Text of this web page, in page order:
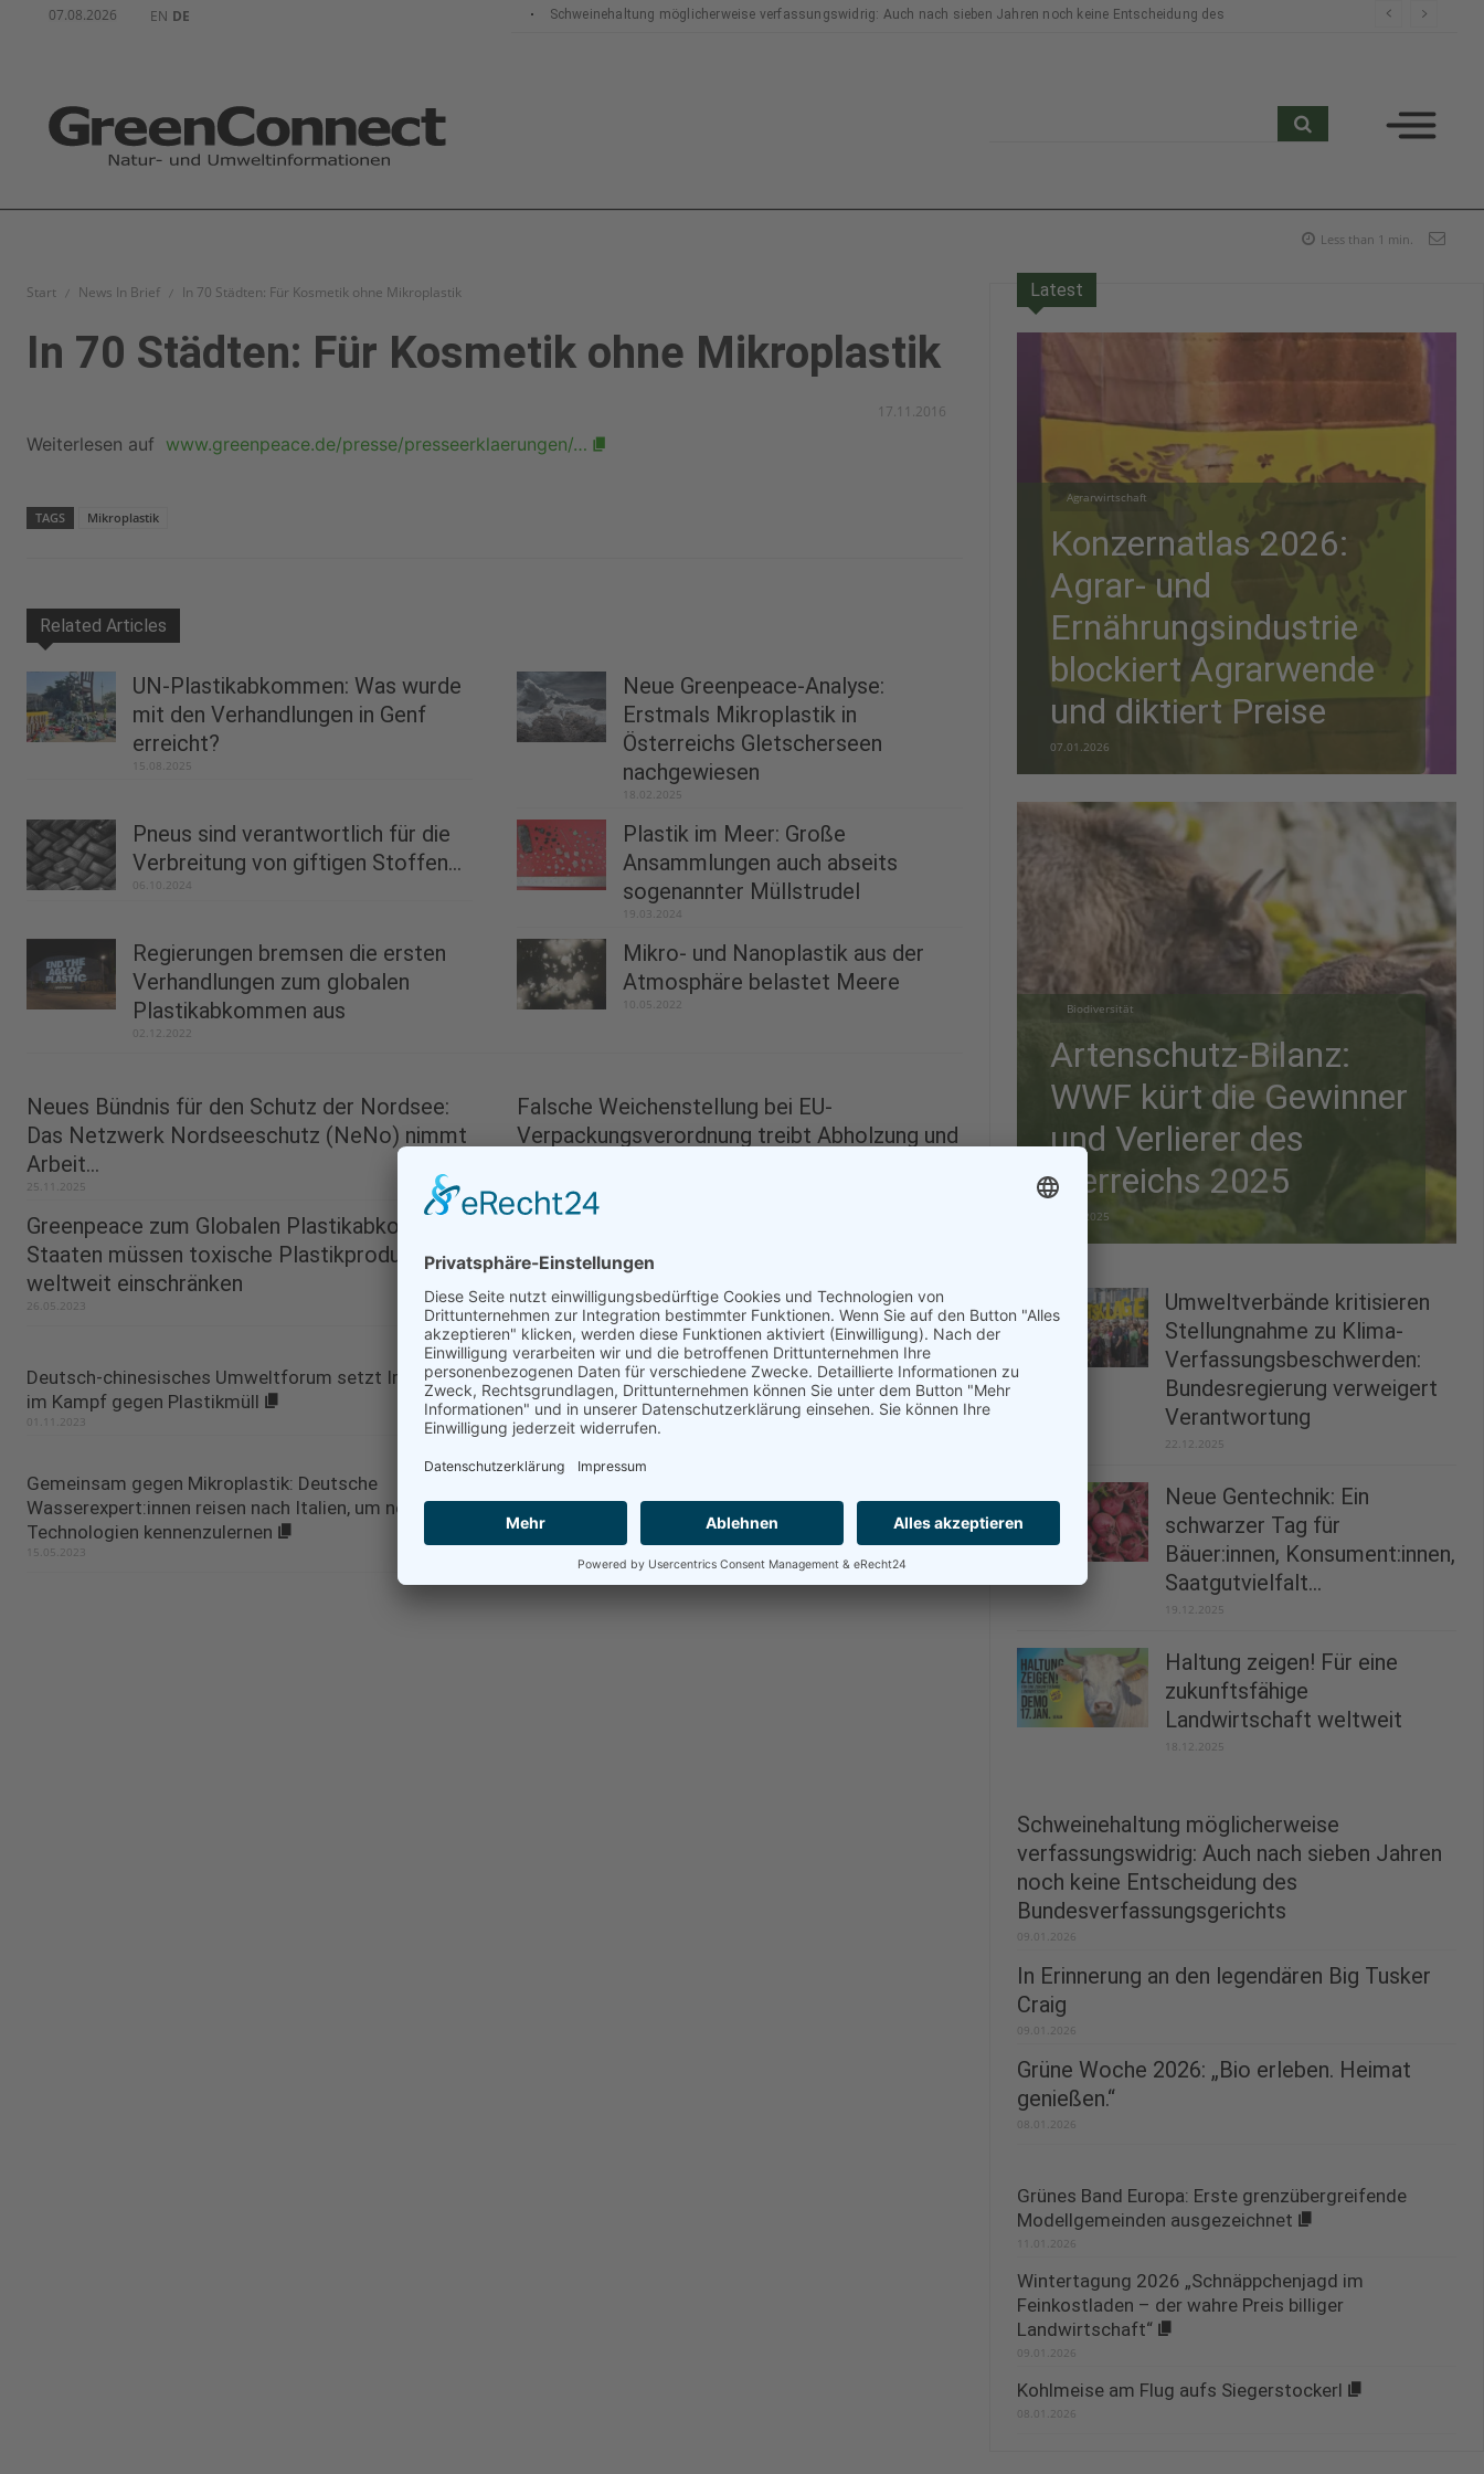
07.08.2026 EN DE
Schweinehaltung möglicherweise verfassungswidrig: Auch nach sieben Jahren noch keine Entscheidung des
Less than 1 min.
Start News In Brief In 70 Städten: Für Kosmetik ohne Mikroplastik
In 70 Städten: Für Kosmetik ohne Mikroplastik
17.11.2016
Weiterlesen auf www.greenpeace.de/presse/presseerklaerungen/…
TAGS Mikroplastik
Related Articles
UN-Plastikabkommen: Was wurde
mit den Verhandlungen in Genf
erreicht?
15.08.2025
Neue Greenpeace-Analyse:
Erstmals Mikroplastik in
Österreichs Gletscherseen
nachgewiesen
18.02.2025
Pneus sind verantwortlich für die
Verbreitung von giftigen Stoffen...
06.10.2024
Plastik im Meer: Große
Ansammlungen auch abseits
sogenannter Müllstrudel
19.03.2024
Regierungen bremsen die ersten
Verhandlungen zum globalen
Plastikabkommen aus
02.12.2022
Mikro- und Nanoplastik aus der
Atmosphäre belastet Meere
10.05.2022
Neues Bündnis für den Schutz der Nordsee:
Das Netzwerk Nordseeschutz (NeNo) nimmt
Arbeit...
25.11.2025
Falsche Weichenstellung bei EU-
Verpackungsverordnung treibt Abholzung und
Greenpeace zum Globalen Plastikabkommen:
Staaten müssen toxische Plastikproduktion
weltweit einschränken
26.05.2023
Verantwortung für Einwegplastik übernehmen
Deutsch-chinesisches Umweltforum setzt Impulse
im Kampf gegen Plastikmüll
01.11.2023
Bundesumweltministerium fördert
umweltschonenden, kompostierbaren
Kunststoffersatz aus Getreidereste
Gemeinsam gegen Mikroplastik: Deutsche
Wasserexpert:innen reisen nach Italien, um neue
Technologien kennenzulernen
15.05.2023
internationale NGOs fordern 5 größten
Plastikverschmutzer auf, Verantwortung...
Latest
Agrarwirtschaft
Konzernatlas 2026:
Agrar- und
Ernährungsindustrie
blockiert Agrarwende
und diktiert Preise
07.01.2026
Biodiversität
Artenschutz-Bilanz:
WWF kürt die Gewinner
und Verlierer des
Tierreichs 2025
28.12.2025
Umweltverbände kritisieren
Stellungnahme zu Klima-
Verfassungsbeschwerden:
Bundesregierung verweigert
Verantwortung
22.12.2025
Neue Gentechnik: Ein
schwarzer Tag für
Bäuer:innen, Konsument:innen,
Saatgutvielfalt...
19.12.2025
Haltung zeigen! Für eine
zukunftsfähige
Landwirtschaft weltweit
18.12.2025
Schweinehaltung möglicherweise
verfassungswidrig: Auch nach sieben Jahren
noch keine Entscheidung des
Bundesverfassungsgerichts
09.01.2026
In Erinnerung an den legendären Big Tusker
Craig
09.01.2026
Grüne Woche 2026: „Bio erleben. Heimat
genießen.“
08.01.2026
Grünes Band Europa: Erste grenzübergreifende
Modellgemeinden ausgezeichnet
11.01.2026
Wintertagung 2026 „Schnäppchenjagd im
Feinkostladen – der wahre Preis billiger
Landwirtschaft“
09.01.2026
Kohlmeise am Flug aufs Siegerstockerl
08.01.2026